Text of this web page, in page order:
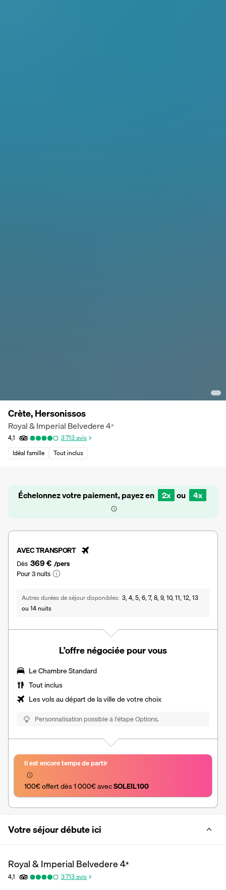
Crète, Hersonissos
Royal & Imperial Belvedere4*
4,1 3 713avis
Idéal famille
Tout inclus
Échelonnez votre paiement, payez en 2x ou 4x
AVEC TRANSPORT
Dès 369 € /pers
Pour 3 nuits
Autres durées de séjour disponibles 3, 4, 5, 6, 7, 8, 9, 10, 11, 12, 13
ou 14 nuits
L’offre négociée pour vous
Le Chambre Standard
Tout inclus
Les vols au départ de la ville de votre choix
Personnalisation possible à l’étape Options.
Il est encore temps de partir
100€ offert dès 1 000€ avec SOLEIL100
Votre séjour débute ici
Royal & Imperial Belvedere4*
4,1 3 713avis